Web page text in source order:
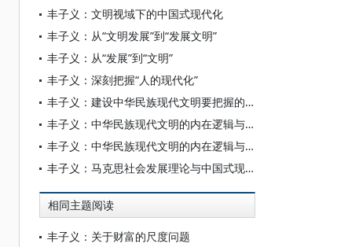
丰子义：文明视域下的中国式现代化
丰子义：从“文明发展”到“发展文明”
丰子义：从“发展”到“文明”
丰子义：深刻把握“人的现代化”
丰子义：建设中华民族现代文明要把握的几个关系
丰子义：中华民族现代文明的内在逻辑与本质特征
丰子义：中华民族现代文明的内在逻辑与本质特征
丰子义：马克思社会发展理论与中国式现代化
相同主题阅读
丰子义：关于财富的尺度问题